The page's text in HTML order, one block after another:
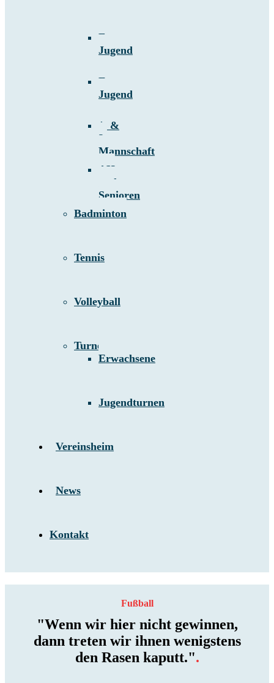
F-
Jugend
E-
Jugend
1. &
2.
Mannschaft
AH
und
Senioren
Badminton
Tennis
Volleyball
Turnen
Erwachsene
Jugendturnen
Vereinsheim
News
Kontakt
Fußball
"Wenn wir hier nicht gewinnen,
dann treten wir ihnen wenigstens
den Rasen kaputt.".